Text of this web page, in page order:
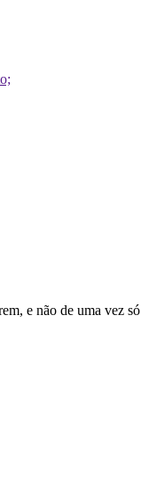
e não de uma vez só